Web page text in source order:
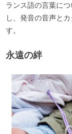
ランス語の言葉に
し、発音の音声と
す。
永遠の絆